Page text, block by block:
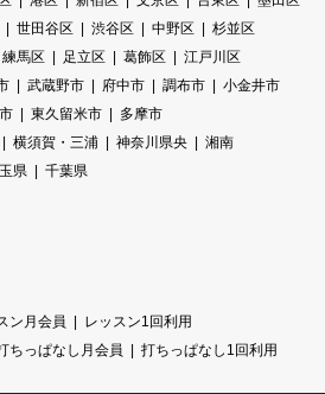
世田谷区 渋谷区 中野区
杉並区
練馬区 足立区 葛飾区
江戸川区
武蔵野市 府中市 調布市
小金井市
東久留米市
多摩市
横須賀・三浦 神奈川県央
湘南
県
千葉県
ン月会員
レッスン1回利用
ちっぱなし月会員 打ちっぱなし1回利用